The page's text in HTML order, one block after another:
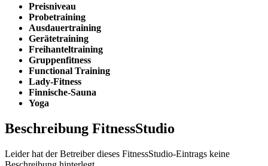
Preisniveau
Probetraining
Ausdauertraining
Gerätetraining
Freihanteltraining
Gruppenfitness
Functional Training
Lady-Fitness
Finnische-Sauna
Yoga
Beschreibung FitnessStudio
Leider hat der Betreiber dieses FitnessStudio-Eintrags keine